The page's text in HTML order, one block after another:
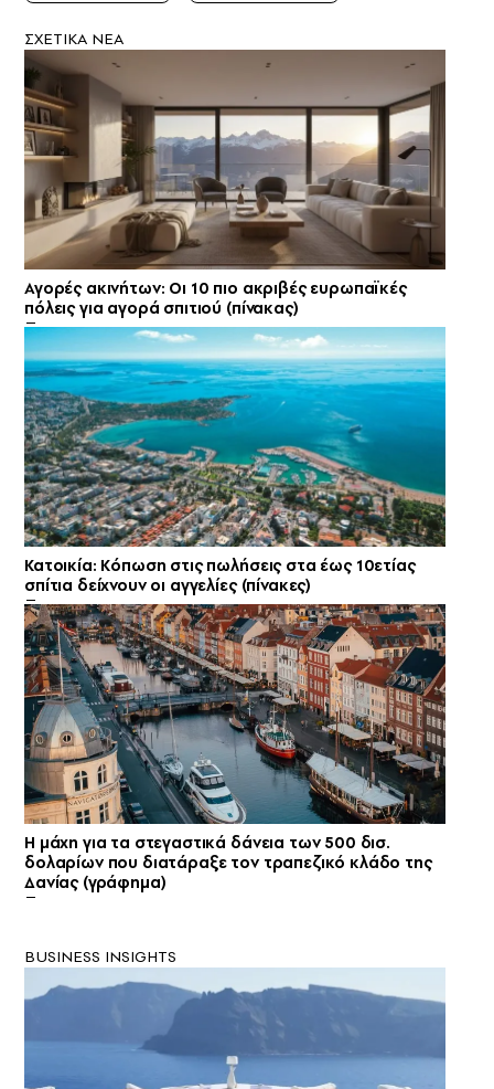
ΣXETIKA NEA
Αγορές ακινήτων: Οι 10 πιο ακριβές ευρωπαϊκές
πόλεις για αγορά σπιτιού (πίνακας)
Κατοικία: Κόπωση στις πωλήσεις στα έως 10ετίας
σπίτια δείχνουν οι αγγελίες (πίνακες)
Η μάχη για τα στεγαστικά δάνεια των 500 δισ.
δολαρίων που διατάραξε τον τραπεζικό κλάδο της
Δανίας (γράφημα)
BUSINESS INSIGHTS